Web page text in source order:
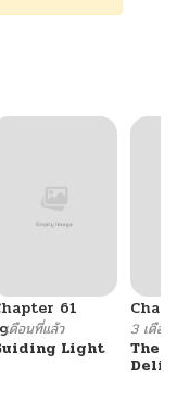
61
ดือนที่แล้ว
Light
3 เดือน
The